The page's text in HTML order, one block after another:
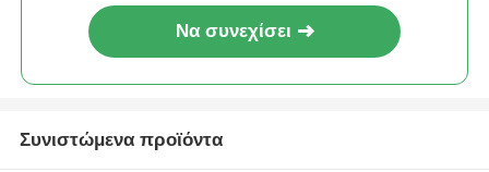
Να συνεχίσει
Συνιστώμενα προϊόντα